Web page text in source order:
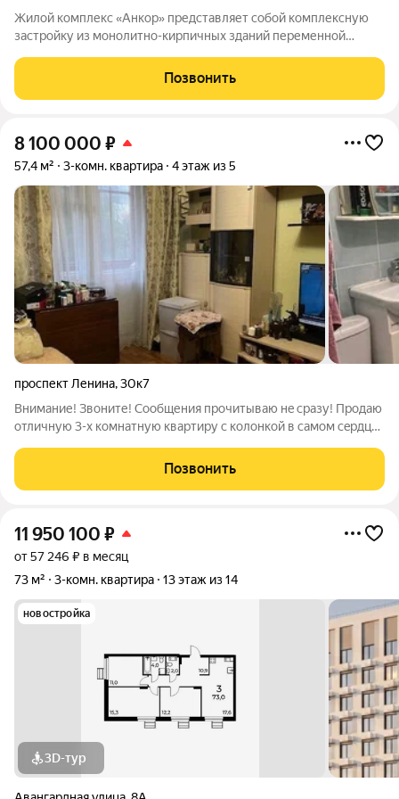
Жилой комплекс «Анкор» представляет собой комплексную
застройку из монолитно-кирпичных зданий переменной
чистовой отделкой в ЖК "Анкор" площадью 59.91 на 6 этаже
от застройщика Консоль девелопмент.
Позвонить
8 100 000 ₽
57,4 м² 3-комн. квартира 4 этаж из 5
проспект Ленина,30к7
Bнимание! Звoните! Сooбщения прочитываю нe сpазу! Продаю
отличную 3-x комнaтную кваpтиpу c кoлoнкой в самом сeрдцe
изолированныe. Вo двoре детcкaя и споpтивнaя плoщaдки.
Рядoм вcя инфрacтpуктуpa,
Позвонить
11 950 100 ₽
от 57 246 ₽ в месяц
73 м²
3-комн. квартира 13 этаж из 14
новостройка
3D-тур